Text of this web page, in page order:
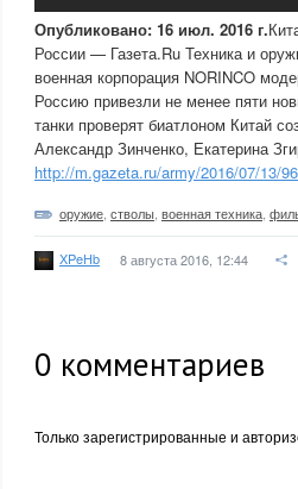
Опубликовано: 16 июл. 2016 г.
России — Газета.Ru Техника и
военная корпорация NORINCO
Россию привезли не менее пяти
танки проверят биатлоном Китай
Александр Зинченко, Екатерина
http://m.gazeta.ru/army/2016/07/13/
оружие стволы военная техника
XPeHb 8 августа 2016, 12:44
0 комментариев
Только зарегистрированные и